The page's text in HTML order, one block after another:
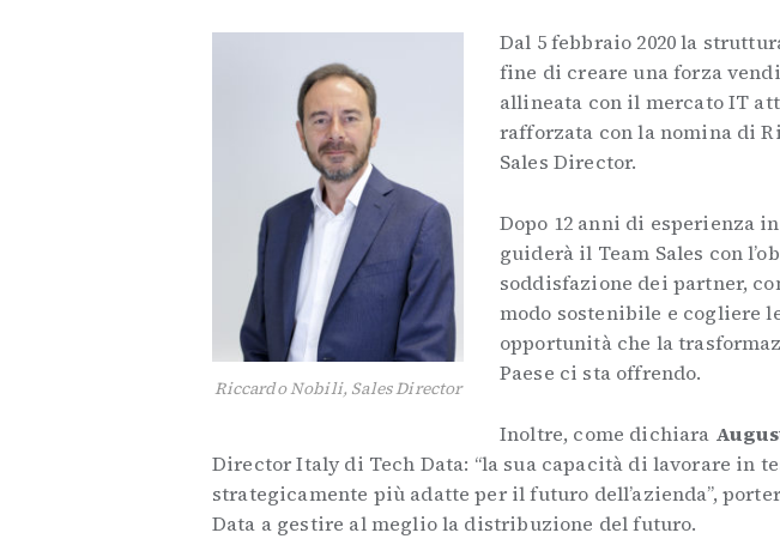
Riccardo Nobili, Sales Director
Dal 5 febbraio 2020 la
fine di creare una forza
allineata con il mercato IT
rafforzata con la nomina di
Sales Director.
Dopo 12 anni di esperienza
guiderà il Team Sales con
soddisfazione dei partner,
modo sostenibile e cogliere
opportunità che la
Paese ci sta offrendo.
Inoltre, come dichiara
Director Italy di Tech Data: “la sua capacità di lavorare in
strategicamente più adatte per il futuro dell’azienda”,
Data a gestire al meglio la distribuzione del futuro.